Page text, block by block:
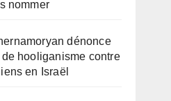
nommer
dénonce
hooliganisme contre
en Israël